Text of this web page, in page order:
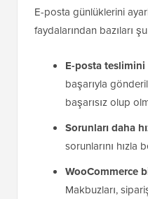
E-posta günlüklerini
faydalarından bazıları
E-posta teslimini
başarıyla
başarısız olup
Sorunları daha
sorunlarını hızla
WooCommerce
Makbuzları,